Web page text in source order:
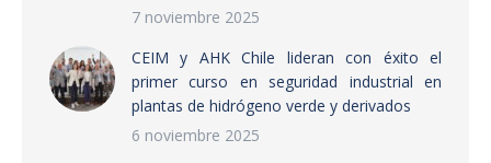
7 noviembre 2025
CEIM y AHK Chile lideran con éxito el
primer curso en seguridad industrial en
plantas de hidrógeno verde y derivados
6 noviembre 2025